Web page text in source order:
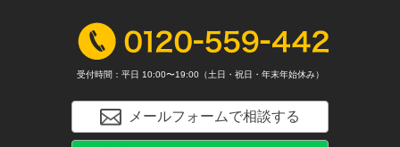
受付時間：平日 10:00〜19:00（土日・祝日・年末年始休み）
メールフォームで相談する